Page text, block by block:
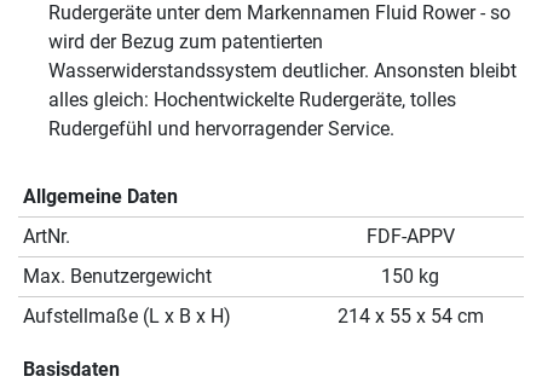
Rudergeräte unter dem Markennamen Fluid Rower - so
wird der Bezug zum patentierten
Wasserwiderstandssystem deutlicher. Ansonsten bleibt
alles gleich: Hochentwickelte Rudergeräte, tolles
Rudergefühl und hervorragender Service.
Allgemeine Daten
ArtNr.
FDF-APPV
Max. Benutzergewicht
150 kg
Aufstellmaße (L x B x H)
214 x 55 x 54 cm
Basisdaten